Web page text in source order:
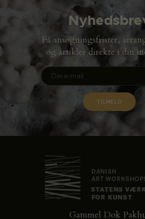
Få ansøgningsfrister,
og artikler direkte i din
Gammel Dok